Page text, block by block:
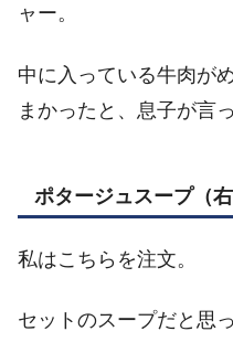
ャー。
中に入っている牛肉が
まかったと、息子が言
ポタージュスープ（右
私はこちらを注文。
セットのスープだと思